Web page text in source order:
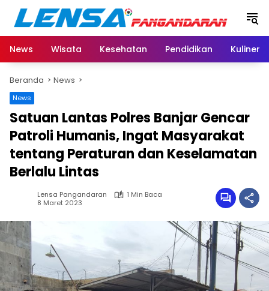
Langsung
konten
News
Wisata Kesehatan Pendidikan Kuliner
Beranda News
News
Satuan Lantas Polres Banjar Gencar
Patroli Humanis, Ingat Masyarakat
tentang Peraturan dan Keselamatan
Berlalu Lintas
Lensa Pangandaran
1 Min Baca
8 Maret 2023